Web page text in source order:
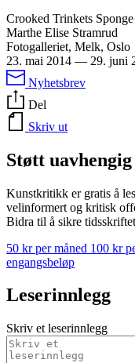
Crooked Trinkets
Marthe Elise Stramrud
Fotogalleriet, Melk, Oslo
23. mai 2014 — 29. juni
Nyhetsbrev
Del
Skriv ut
Støtt
Kunstkritikk er gratis å
velinformert og kritisk
Bidra til å sikre
50 kr per måned 100 kr
engangsbeløp
Leserinnlegg
Skriv et leserinnlegg